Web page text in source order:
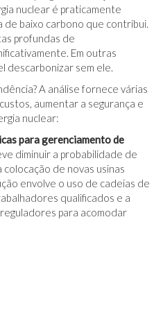
nuclear é praticamente
de baixo carbono que contribui.
profundas de
Em outras
descarbonizar sem ele.
A análise fornece várias
aumentar a segurança e
nuclear:
para gerenciamento de
diminuir a probabilidade de
de novas usinas
envolve o uso de cadeias de
qualificados e a
para acomodar